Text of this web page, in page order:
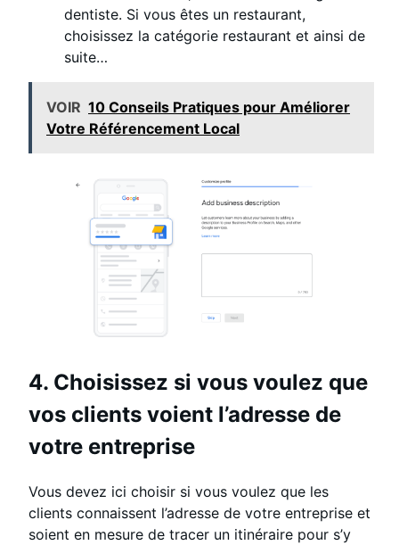
dentiste. Si vous êtes un restaurant,
choisissez la catégorie restaurant et ainsi de
suite…
VOIR 10 Conseils Pratiques pour Améliorer
Votre Référencement Local
4. Choisissez si vous voulez que
vos clients voient l’adresse de
votre entreprise
Vous devez ici choisir si vous voulez que les
clients connaissent l’adresse de votre entreprise et
soient en mesure de tracer un itinéraire pour s’y